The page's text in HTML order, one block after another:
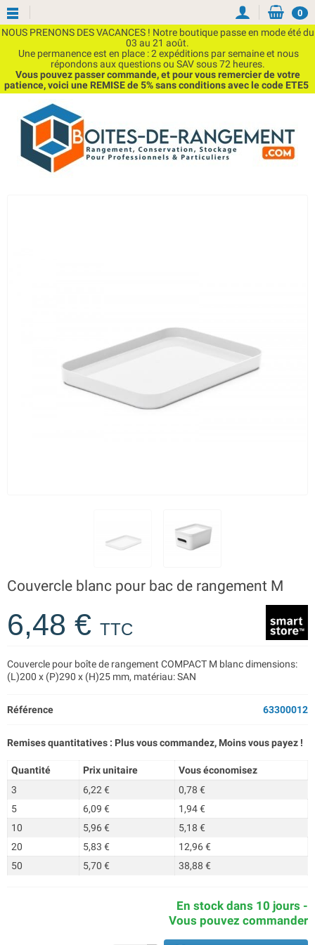
NOUS PRENONS DES VACANCES ! Notre boutique passe en mode été du
03 au 21 août.
Une permanence est en place : 2 expéditions par semaine et nous
répondons aux questions ou SAV sous 72 heures.
Vous pouvez passer commande, et pour vous remercier de votre
patience, voici une REMISE de 5% sans conditions avec le code ETE5
0
Couvercle blanc pour bac de rangement M
6,48 € TTC
Couvercle pour boîte de rangement COMPACT M blanc dimensions:
(L)200 x (P)290 x (H)25 mm, matériau: SAN
Référence 63300012
Remises quantitatives : Plus vous commandez, Moins vous payez !
Quantité Prix unitaire
Vous économisez
3
6,22 €
0,78 €
5
6,09 €
1,94 €
10
5,96 €
5,18 €
20
5,83 €
12,96 €
50
5,70 € 38,88 €
En stock dans 10 jours -
Vous pouvez commander